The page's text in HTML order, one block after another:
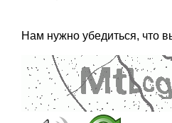
Нам нужно убедиться, что